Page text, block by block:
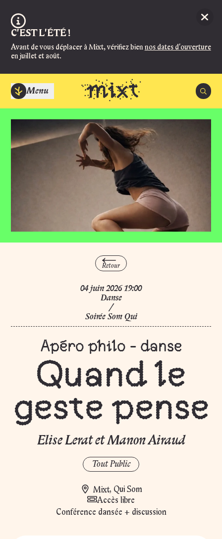
Information :
C'EST L'ÉTÉ !
Avant de vous déplacer à Mixt, vérifiez bien nos dates d'ouverture
en juillet et août.
Menu
Retour
04 juin
juin 2026 19:00
Danse
/
Soirée Som Qui
Apéro philo - danse
Quand le
geste pense
Elise Lerat et Manon Airaud
Tout Public
Mixt, Qui Som
Accès libre
Conférence dansée + discussion
ACCUEIL
Fermé, ouvre Lundi à 14:00
Fermé, ouvre Jeudi 27 août à 14:00
Les soirs de spectacle, la billetterie ouvre 1h30 avant en salle Super et
Fermé, ouvre Mardi 25 août à 12:00
Fermé, ouvre Lundi 24 août à 08:00
Maison des
Terrain d'arts en